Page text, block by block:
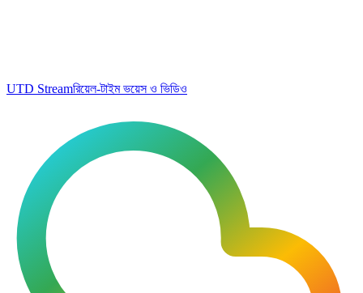
UTD Streamরিয়েল-টাইম ভয়েস ও ভিডিও